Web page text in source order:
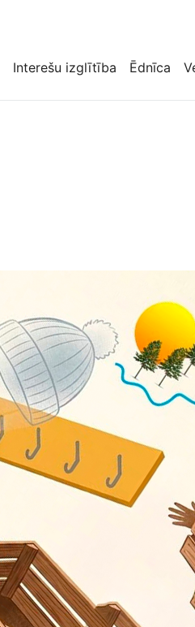
Interešu izglītība Ēdnīca